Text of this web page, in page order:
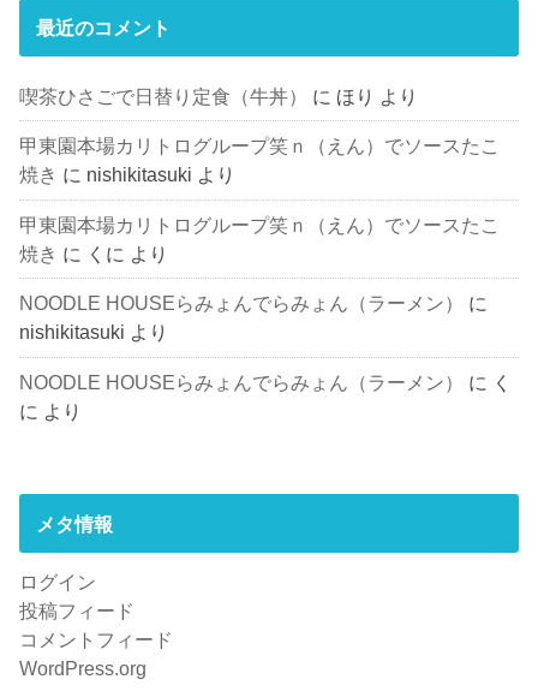
最近のコメント
喫茶ひさごで日替り定食（牛丼） に ほり より
甲東園本場カリトログループ笑ｎ（えん）でソースたこ
焼き に nishikitasuki より
甲東園本場カリトログループ笑ｎ（えん）でソースたこ
焼き に くに より
NOODLE HOUSEらみょんでらみょん（ラーメン）
に
nishikitasuki より
NOODLE HOUSEらみょんでらみょん（ラーメン） に く
に より
メタ情報
ログイン
投稿フィード
コメントフィード
WordPress.org